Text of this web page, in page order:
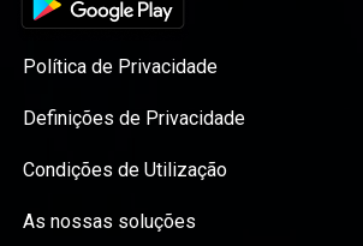
Política de Privacidade
Definições de Privacidade
Condições de Utilização
As nossas soluções